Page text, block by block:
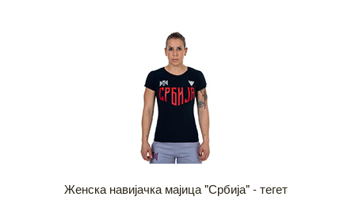
Женска навијачка мајица "Србија" - тегет